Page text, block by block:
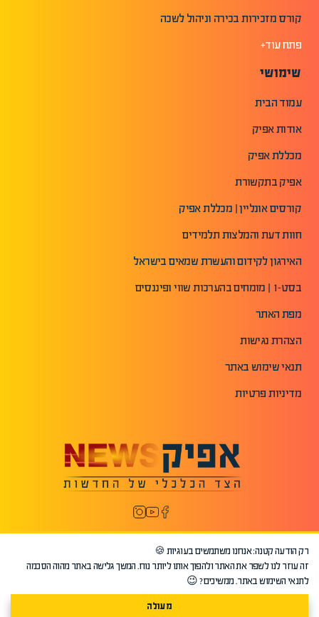
קורס מזכירות בכירה וניהול לשכה
פתח עוד+
שימושי
עמוד הבית
אודות אפיק
מכללת אפיק
אפיק בתקשורת
קורסים אונליין | מכללת אפיק
חוות דעת והמלצות תלמידים
האירגון לקידום והעשרת שמאים בישראל
בסט-1 | מומחים בהערכות שווי ופיננסים
מפת האתר
הצהרת נגישות
תנאי שימוש באתר
מדיניות פרטיות
רק הודעה קטנה: אנחנו משתמשים בעוגיות 🍪
זה עוזר לנו לשפר את האתר ולהפוך אותו ליותר נוח. המשך גלישה באתר מהוה הסכמה
לתנאי השימוש באתר. ממשיכים? 😉
מעולה